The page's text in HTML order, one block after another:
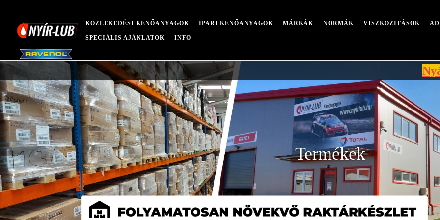
KÖZLEKEDÉSI KENŐANYAGOK IPARI KENŐANYAGOK MÁRKÁK NORMÁK VISZKOZITÁSOK
SPECIÁLIS AJÁNLATOK INFO
Nyári
Termékek